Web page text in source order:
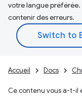
votre langue préférée.
contenir des erreurs.
Accueil Docs
Ce contenu vous a-t-il